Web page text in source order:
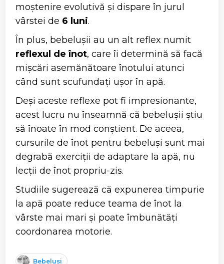
moștenire evolutivă și dispare în jurul
vârstei de 6 luni.
În plus, bebelușii au un alt reflex numit
reflexul de înot, care îi determină să facă
mișcări asemănătoare înotului atunci
când sunt scufundați ușor în apă.
Deși aceste reflexe pot fi impresionante,
acest lucru nu înseamnă că bebelușii știu
să înoate în mod conștient. De aceea,
cursurile de înot pentru bebeluși sunt mai
degrabă exerciții de adaptare la apă, nu
lecții de înot propriu-zis.
Studiile sugerează că expunerea timpurie
la apă poate reduce teama de înot la
vârste mai mari și poate îmbunătăți
coordonarea motorie.
Bebelusi